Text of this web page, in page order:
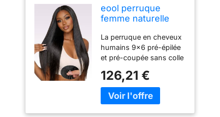
eool perruque
femme naturelle
humain Straight
Glueless Wig
Human Hair Pre
Plucked Pre Cut
Couleur naturelle
22 Pouces/56 cm
La perruque en cheveux
humains 9x6 pré-épilée
et pré-coupée sans colle
polyvalente et convient à
presque toutes les
occasions grâce à son
126,21 €